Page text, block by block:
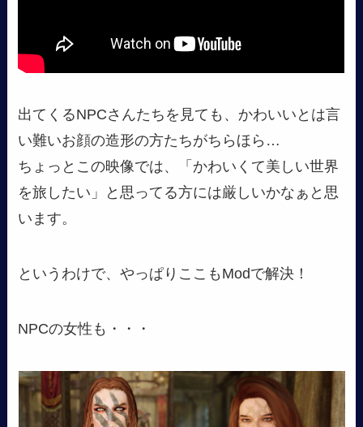
出てくるNPCさんたちを見ても、かわいいとは言
い難いお顔の造形の方たちがちらほら…
ちょっとこの映像では、「かわいくて美しい世界
を旅したい」と思ってる方には厳しいかなぁと思
います。
というわけで、やっぱりここもModで解決！
NPCの女性も・・・